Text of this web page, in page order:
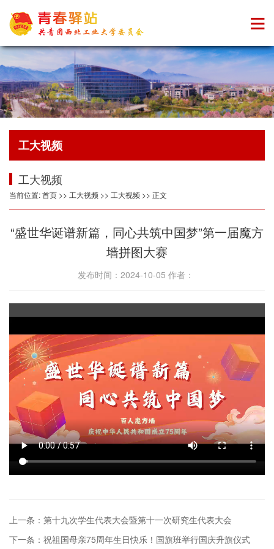
工大视频
工大视频
当前位置:首页 >> 工大视频 >> 工大视频 >> 正文
“盛世华诞谱新篇，同心共筑中国梦”第一届魔方
墙拼图大赛
发布时间：2024-10-05 作者：
上一条：第十九次学生代表大会暨第十一次研究生代表大会
下一条：祝祖国母亲75周年生日快乐！国旗班举行国庆升旗仪式